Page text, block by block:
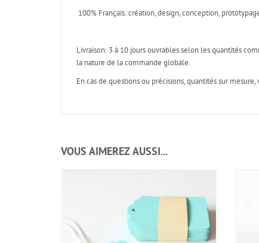
100% Français: création, design, conception,
Livraison: 3 à 10 jours ouvrables selon les quantités
la nature de la commande globale.
En cas de questions ou précisions, quantités sur
VOUS AIMEREZ AUSSI...